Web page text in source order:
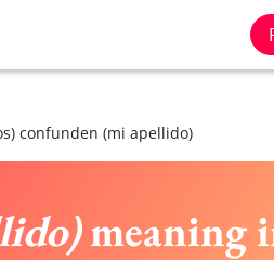
confunden (mi apellido)
meaning